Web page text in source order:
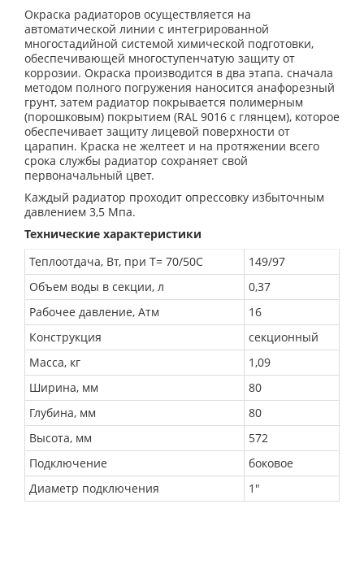
Окраска радиаторов осуществляется на
автоматической линии с интегрированной
многостадийной системой химической подготовки,
обеспечивающей многоступенчатую защиту от
коррозии. Окраска производится в два этапа. сначала
методом полного погружения наносится анафорезный
грунт, затем радиатор покрывается полимерным
(порошковым) покрытием (RAL 9016 с глянцем), которое
обеспечивает защиту лицевой поверхности от
царапин. Краска не желтеет и на протяжении всего
срока службы радиатор сохраняет свой
первоначальный цвет.
Каждый радиатор проходит опрессовку избыточным
давлением 3,5 Мпа.
Технические характеристики
Теплоотдача, Вт, при Т= 70/50С
149/97
Объем воды в секции, л
0,37
Рабочее давление, Атм
16
Конструкция
секционный
Масса, кг
1,09
Ширина, мм
80
Глубина, мм
80
Высота, мм
572
Подключение
боковое
Диаметр подключения
1"